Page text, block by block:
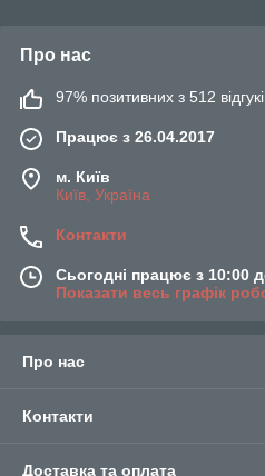
Про нас
97% позитивних з 512
Працює з 26.04.2017
м. Київ
Київ, Україна
Контакти
Сьогодні працює з 10:00
Показати весь графік
Про нас
Контакти
Доставка та оплата